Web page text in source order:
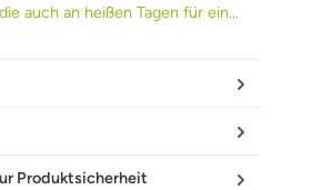
auch an heißen Tagen für ein…
Produktsicherheit